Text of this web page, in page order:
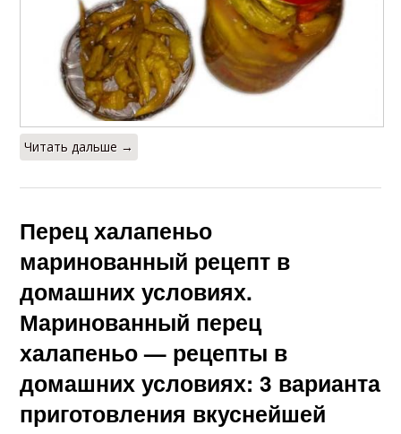
Читать дальше →
Перец халапеньо
маринованный рецепт в
домашних условиях.
Маринованный перец
халапеньо — рецепты в
домашних условиях: 3 варианта
приготовления вкуснейшей